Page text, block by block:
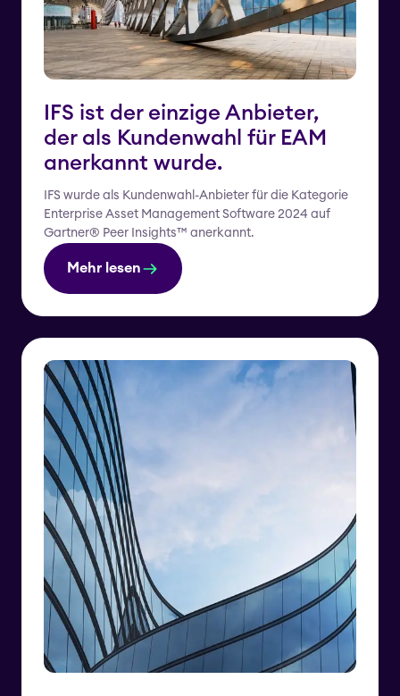
IFS ist der einzige Anbieter,
der als Kundenwahl für EAM
anerkannt wurde.
IFS wurde als Kundenwahl-Anbieter für die Kategorie
Enterprise Asset Management Software 2024 auf
Gartner® Peer Insights™ anerkannt.
Mehr lesen